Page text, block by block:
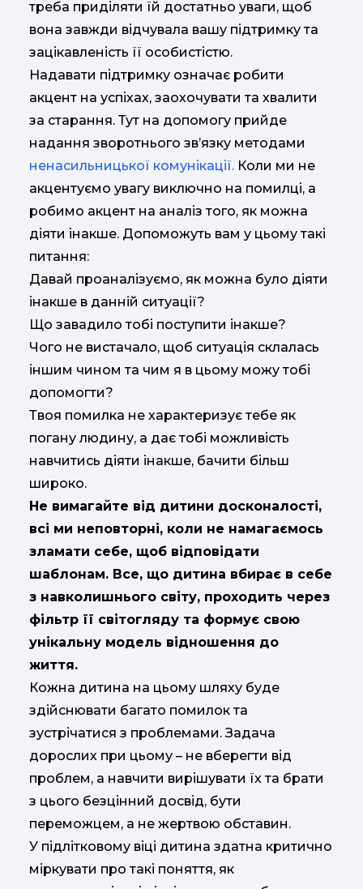
треба приділяти їй достатньо уваги, щоб
вона завжди відчувала вашу підтримку та
зацікавленість її особистістю.
Надавати підтримку означає робити
акцент на успіхах, заохочувати та хвалити
за старання. Тут на допомогу прийде
надання зворотнього зв’язку методами
ненасильницької комунікації. Коли ми не
акцентуємо увагу виключно на помилці, а
робимо акцент на аналіз того, як можна
діяти інакше. Допоможуть вам у цьому такі
питання:
Давай проаналізуємо, як можна було діяти
інакше в данній ситуації?
Що завадило тобі поступити інакше?
Чого не вистачало, щоб ситуація склалась
іншим чином та чим я в цьому можу тобі
допомогти?
Твоя помилка не характеризує тебе як
погану людину, а дає тобі можливість
навчитись діяти інакше, бачити більш
широко.
Не вимагайте від дитини досконалості,
всі ми неповторні, коли не намагаємось
зламати себе, щоб відповідати
шаблонам. Все, що дитина вбирає в себе
з навколишнього світу, проходить через
фільтр її світогляду та формує свою
унікальну модель відношення до
життя.
Кожна дитина на цьому шляху буде
здійснювати багато помилок та
зустрічатися з проблемами. Задача
дорослих при цьому – не вберегти від
проблем, а навчити вирішувати їх та брати
з цього безцінний досвід, бути
переможцем, а не жертвою обставин.
У підлітковому віці дитина здатна критично
міркувати про такі поняття, як